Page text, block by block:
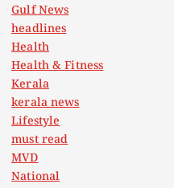
Gulf News
headlines
Health
Health & Fitness
Kerala
kerala news
Lifestyle
must read
MVD
National